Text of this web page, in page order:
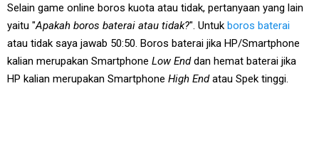
Selain game online boros kuota atau tidak, pertanyaan yang lain
yaitu "Apakah boros baterai atau tidak?". Untuk boros baterai
atau tidak saya jawab 50:50. Boros baterai jika HP/Smartphone
kalian merupakan Smartphone Low Enddan hemat baterai jika
HP kalian merupakan Smartphone High Endatau Spek tinggi.